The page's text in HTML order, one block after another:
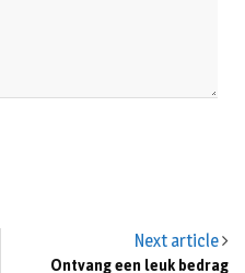
Next article
Ontvang een leuk bedrag